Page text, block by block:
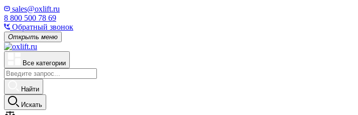
sales@oxlift.ru
8 800 500 78 69
Обратный звонок
Открыть меню
Все категории
Найти
Искать